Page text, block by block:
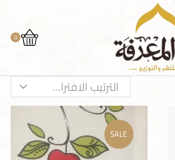
0
SALE